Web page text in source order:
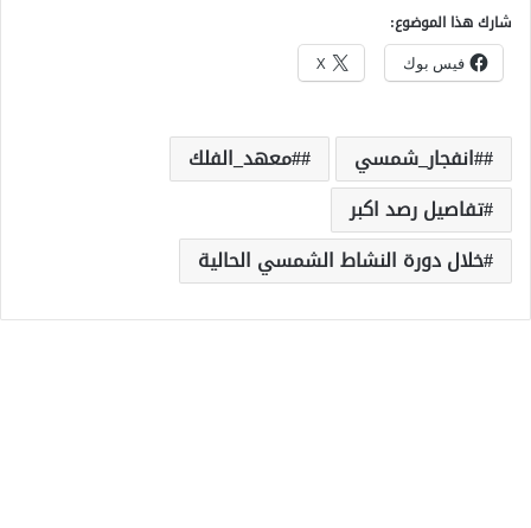
شارك هذا الموضوع:
فيس بوك X
#انفجار_شمسي
#معهد_الفلك
تفاصيل رصد اكبر
خلال دورة النشاط الشمسي الحالية